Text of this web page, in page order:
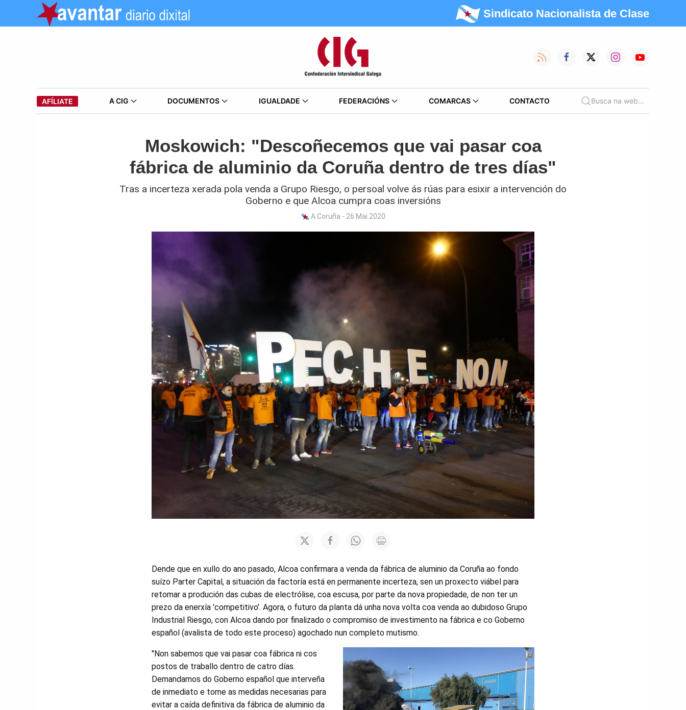
Sindicato Nacionalista de Clase
AFÍLIATE A CIG DOCUMENTOS IGUALDADE FEDERACIÓNS COMARCAS CONTACTO Busca na web...
Moskowich: "Descoñecemos que vai pasar coa
fábrica de aluminio da Coruña dentro de tres días"
Tras a incerteza xerada pola venda a Grupo Riesgo, o persoal volve ás rúas para esixir a intervención do
Goberno e que Alcoa cumpra coas inversións
A Coruña - 26 Mai 2020
Dende que en xullo do ano pasado, Alcoa confirmara a venda da fábrica de aluminio da Coruña ao fondo
suízo Parter Capital, a situación da factoría está en permanente incerteza, sen un proxecto viábel para
retomar a produción das cubas de electrólise, coa escusa, por parte da nova propiedade, de non ter un
prezo da enerxía 'competitivo'. Agora, o futuro da planta dá unha nova volta coa venda ao dubidoso Grupo
Industrial Riesgo, con Alcoa dando por finalizado o compromiso de investimento na fábrica e co Goberno
español (avalista de todo este proceso) agochado nun completo mutismo.
"Non sabemos que vai pasar coa fábrica ni cos
postos de traballo dentro de catro días.
Demandamos do Goberno español que interveña
de inmediato e tome as medidas necesarias para
evitar a caída definitiva da fábrica de aluminio da